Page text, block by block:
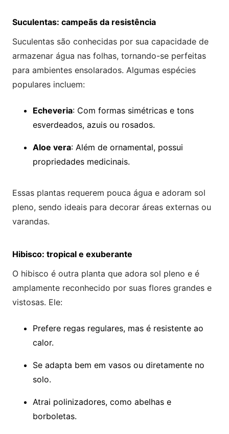
Suculentas: campeãs da resistência
Suculentas são conhecidas por sua capacidade de
armazenar água nas folhas, tornando-se perfeitas
para ambientes ensolarados. Algumas espécies
populares incluem:
Echeveria: Com formas simétricas e tons
esverdeados, azuis ou rosados.
Aloe vera: Além de ornamental, possui
propriedades medicinais.
Essas plantas requerem pouca água e adoram sol
pleno, sendo ideais para decorar áreas externas ou
varandas.
Hibisco: tropical e exuberante
O hibisco é outra planta que adora sol pleno e é
amplamente reconhecido por suas flores grandes e
vistosas. Ele:
Prefere regas regulares, mas é resistente ao
calor.
Se adapta bem em vasos ou diretamente no
solo.
Atrai polinizadores, como abelhas e
borboletas.